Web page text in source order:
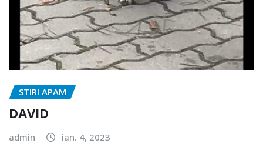
STIRI APAM
DAVID
admin ian. 4, 2023